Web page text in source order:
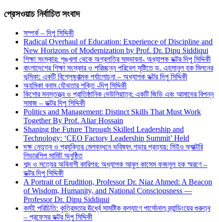
প্রেসওয়াচ নির্বাচিত সংবাদ
সম্পর্ক – দিপু সিদ্দিকী
Radical Overhaul of Education: Experience of Discipline and
New Horizons of Modernization by Prof. Dr. Dipu Siddiqui
শিক্ষা সংস্কার: শৃঙ্খলা থেকে অগ্রগতির সম্ভাবনা- অধ্যাপক ডক্টর দিপু সিদ্দিকী
বাংলাদেশের শিক্ষা সংস্কার ও পরিচ্ছন্ন পরিবেশ সৃষ্টিতে ড. এহসানুল হক মিলনের
ভূমিকা: একটি বিশ্লেষণাত্মক পর্যালোচনা – অধ্যাপক ডক্টর দিপু সিদ্দিকী
অহমিকা বনাম যৌথতার শক্তি -দিপু সিদ্দিকী
কিশোর মনস্তত্ত্ব ও প্রাতিষ্ঠানিক দেউলিয়াত্ব: একটি জিডি এবং আমাদের বিপন্ন
সমাজ – ডক্টর দিপু সিদ্দিকী
Politics and Management: Distinct Skills That Must Work
Together By Prof. Aliar Hossain
Shaping the Future Through Skilled Leadership and
Technology: ‘CEO Factory Leadership Summit’ Held
দক্ষ নেতৃত্ব ও প্রযুক্তির মেলবন্ধনে ভবিষ্যৎ গড়ার প্রত্যয়: সিইও ফ্যাক্টরি
লিডারশিপ সামিট অনুষ্ঠিত
শব্দ ও সত্যের অবিনাশী কারিগর: অধ্যাপক আবুল কাসেম ফজলুল হক স্মরণে –
ডক্টর দিপু সিদ্দিকী
A Portrait of Erudition, Professor Dr. Niaz Ahmed: A Beacon
of Wisdom, Humanity, and National Consciousness —
Professor Dr. Dipu Siddiqui
কর্মই পরিচিতি: কৃত্রিমতার ঊর্ধ্বে সামষ্টিক কল্যাণে পার্সোনাল ব্র্যান্ডিংয়ের গুরুত্ব
– প্রফেসর ডক্টর দিপু সিদ্দিকী